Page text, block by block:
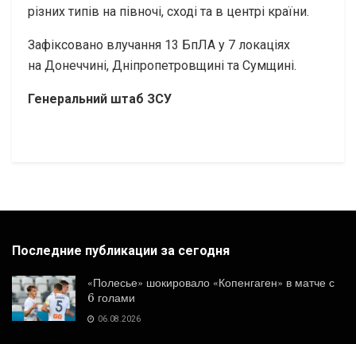
різних типів на півночі, сході та в центрі країни.
Зафіксовано влучання 13 БпЛА у 7 локаціях
на Донеччині, Дніпропетровщині та Сумщині.
Генеральний штаб ЗСУ
Последние публикации за сегодня
«Полесье» шокировало «Копенгаген» в матче с
6 голами
06.08.2026